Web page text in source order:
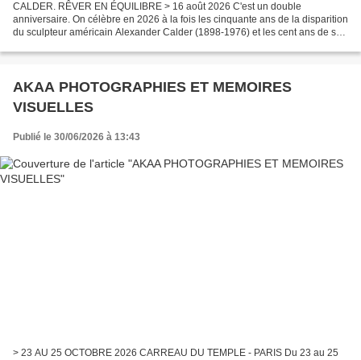
CALDER. RÊVER EN ÉQUILIBRE > 16 août 2026 C'est un double
anniversaire. On célèbre en 2026 à la fois les cinquante ans de la disparition
du sculpteur américain Alexander Calder (1898-1976) et les cent ans de son
AKAA PHOTOGRAPHIES ET MEMOIRES
VISUELLES
Publié le 30/06/2026 à 13:43
> 23 AU 25 OCTOBRE 2026 CARREAU DU TEMPLE - PARIS Du 23 au 25